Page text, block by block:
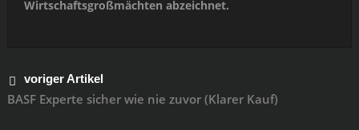
Wirtschaftsgroßmächten abzeichnet.
voriger Artikel
BASF Experte sicher wie nie zuvor (Klarer Kauf)